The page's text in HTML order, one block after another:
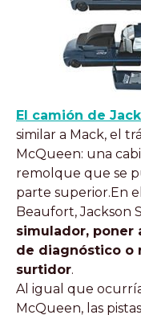
El camión de
similar a Mack, el
McQueen: una
remolque que se
parte superior.En
Beaufort, Jackson
simulador, poner
de diagnóstico o
surtidor.
Al igual que
McQueen, las